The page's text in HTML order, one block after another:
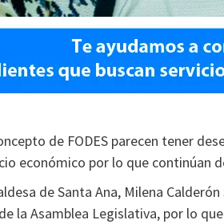
de FODES parecen tener
económico por lo que continúan
de Santa Ana, Milena
la Asamblea Legislativa, por lo